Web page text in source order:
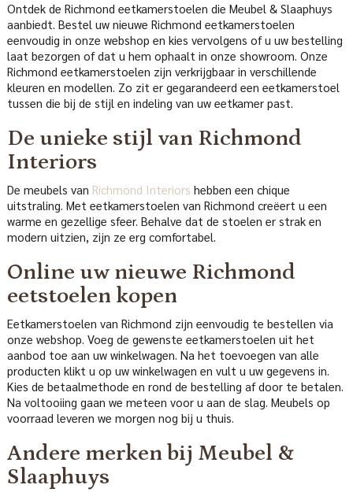
Ontdek de Richmond eetkamerstoelen die Meubel & Slaaphuys
aanbiedt. Bestel uw nieuwe Richmond eetkamerstoelen
eenvoudig in onze webshop en kies vervolgens of u uw bestelling
laat bezorgen of dat u hem ophaalt in onze showroom. Onze
Richmond eetkamerstoelen zijn verkrijgbaar in verschillende
kleuren en modellen. Zo zit er gegarandeerd een eetkamerstoel
tussen die bij de stijl en indeling van uw eetkamer past.
De unieke stijl van Richmond
Interiors
De meubels van Richmond Interiors hebben een chique
uitstraling. Met eetkamerstoelen van Richmond creëert u een
warme en gezellige sfeer. Behalve dat de stoelen er strak en
modern uitzien, zijn ze erg comfortabel.
Online uw nieuwe Richmond
eetstoelen kopen
Eetkamerstoelen van Richmond zijn eenvoudig te bestellen via
onze webshop. Voeg de gewenste eetkamerstoelen uit het
aanbod toe aan uw winkelwagen. Na het toevoegen van alle
producten klikt u op uw winkelwagen en vult u uw gegevens in.
Kies de betaalmethode en rond de bestelling af door te betalen.
Na voltooiing gaan we meteen voor u aan de slag. Meubels op
voorraad leveren we morgen nog bij u thuis.
Andere merken bij Meubel &
Slaaphuys